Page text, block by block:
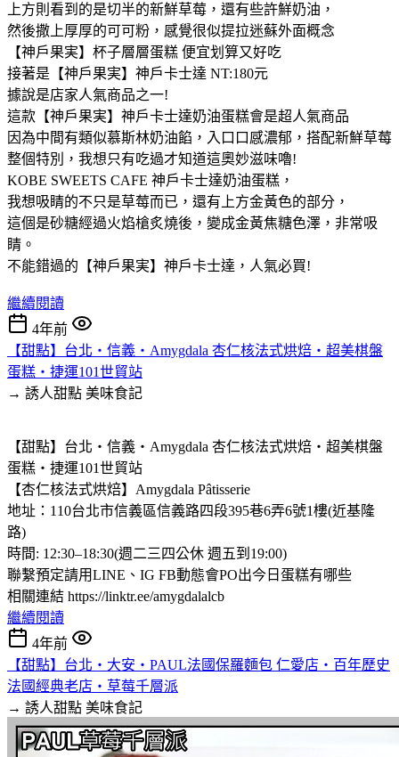
上方則看到的是切半的新鮮草莓，還有些許鮮奶油，
然後撒上厚厚的可可粉，感覺很似提拉迷蘇外面概念
【神戶果実】杯子層層蛋糕 便宜划算又好吃
接著是【神戶果実】神戶卡士達 NT:180元
據說是店家人氣商品之一!
這款【神戶果実】神戶卡士達奶油蛋糕會是超人氣商品
因為中間有類似慕斯林奶油餡，入口口感濃郁，搭配新鮮草莓
整個特別，我想只有吃過才知道這奧妙滋味嚕!
KOBE SWEETS CAFE 神戶卡士達奶油蛋糕，
我想吸睛的不只是草莓而已，還有上方金黃色的部分，
這個是砂糖經過火焰槍炙燒後，變成金黃焦糖色澤，非常吸
睛。
不能錯過的【神戶果実】神戶卡士達，人氣必買!
繼續閱讀
4年前
【甜點】台北‧信義‧Amygdala 杏仁核法式烘焙‧超美棋盤
蛋糕‧捷運101世貿站
→ 誘人甜點 美味食記
【甜點】台北‧信義‧Amygdala 杏仁核法式烘焙‧超美棋盤
蛋糕‧捷運101世貿站
【杏仁核法式烘焙】Amygdala Pâtisserie
地址：110台北市信義區信義路四段395巷6弄6號1樓(近基隆
路)
時間: 12:30–18:30(週二三四公休 週五到19:00)
聯繫預定請用LINE、IG FB動態會PO出今日蛋糕有哪些
相關連結 https://linktr.ee/amygdalalcb
繼續閱讀
4年前
【甜點】台北‧大安‧PAUL法國保羅麵包 仁愛店‧百年歷史
法國經典老店‧草莓千層派
→ 誘人甜點 美味食記